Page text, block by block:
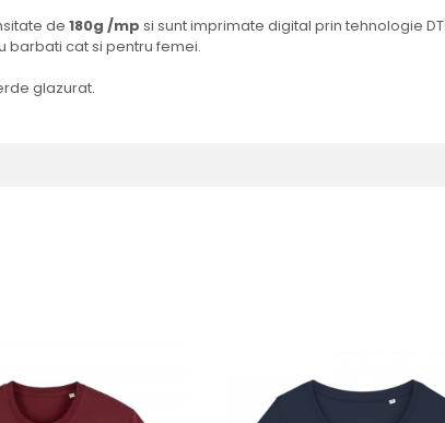
de 180g /mp si sunt imprimate digital prin tehnologie
barbati cat si pentru femei.
glazurat.